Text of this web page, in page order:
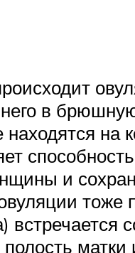
в
на
и
тоже
встречается
матки